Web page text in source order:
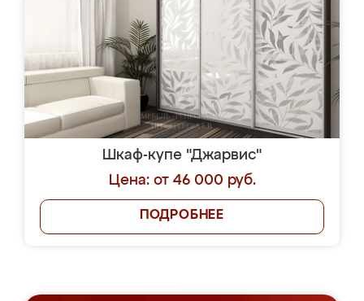
Шкаф-купе "Джарвис"
Цена: от 46 000 руб.
ПОДРОБНЕЕ